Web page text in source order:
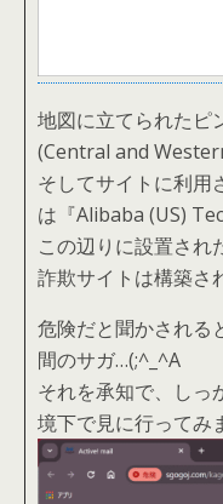
地図に立てられたピ
(Central and
そしてサイトに利用
は『Alibaba (US)
この辺りに設置され
詐欺サイトは構築さ
危険だと聞かされる
間のサガ…(;^_^A
それを承知で、しっ
境下で見に行ってみ